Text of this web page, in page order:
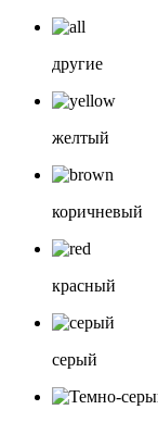
другие
желтый
коричневый
красный
серый